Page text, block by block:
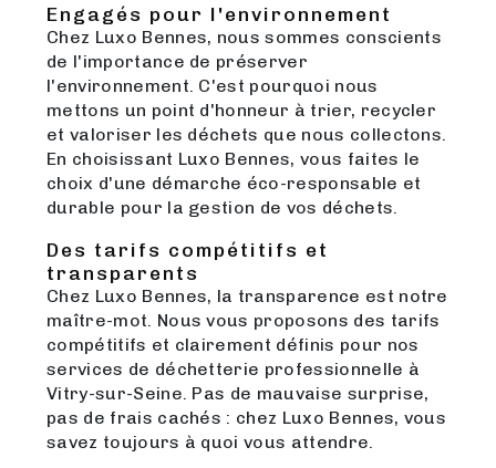
Engagés pour l'environnement
Chez Luxo Bennes, nous sommes conscients
de l'importance de préserver
l'environnement. C'est pourquoi nous
mettons un point d'honneur à trier, recycler
et valoriser les déchets que nous collectons.
En choisissant Luxo Bennes, vous faites le
choix d'une démarche éco-responsable et
durable pour la gestion de vos déchets.
Des tarifs compétitifs et
transparents
Chez Luxo Bennes, la transparence est notre
maître-mot. Nous vous proposons des tarifs
compétitifs et clairement définis pour nos
services de déchetterie professionnelle à
Vitry-sur-Seine. Pas de mauvaise surprise,
pas de frais cachés : chez Luxo Bennes, vous
savez toujours à quoi vous attendre.